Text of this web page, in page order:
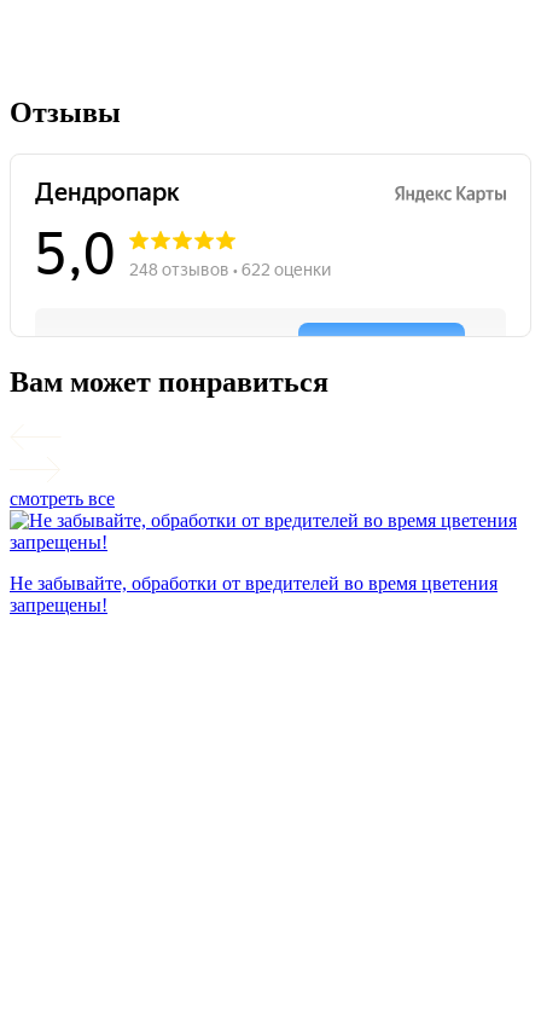
Отзывы
Вам может понравиться
смотреть все
Не забывайте, обработки от вредителей во время цветения
запрещены!